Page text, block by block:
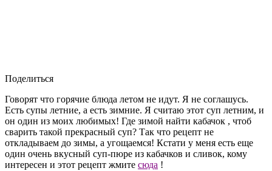
Поделиться
Говорят что горячие блюда летом не идут. Я не соглашусь.
Есть супы летние, а есть зимние. Я считаю этот суп летним, и
он один из моих любимых! Где зимой найти кабачок , чтоб
сварить такой прекрасный суп? Так что рецепт не
откладываем до зимы, а угощаемся! Кстати у меня есть еще
один очень вкусный суп-пюре из кабачков и сливок, кому
интересен и этот рецепт жмите сюда !